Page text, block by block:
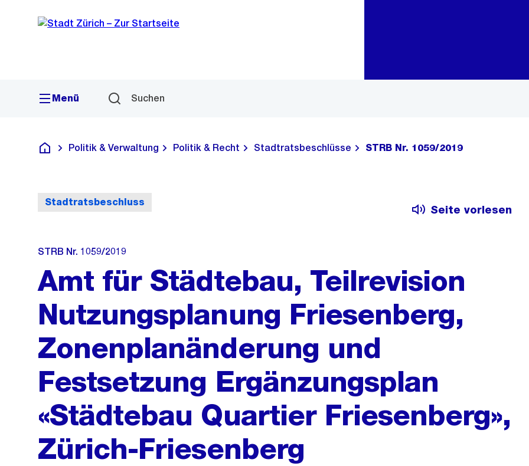
Navigation
Sprunglink
Menü Suchen
Deutsch
Politik & Verwaltung Politik & Recht Stadtratsbeschlüsse STRB Nr. 1059/2019
Stadtratsbeschluss
Seite vorlesen
STRB Nr. 1059/2019
Amt für Städtebau, Teilrevision
Nutzungsplanung Friesenberg,
Zonenplanänderung und
Festsetzung Ergänzungsplan
«Städtebau Quartier Friesenberg»,
Zürich-Friesenberg